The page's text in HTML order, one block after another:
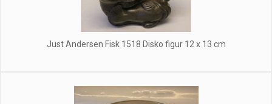
Just Andersen Fisk 1518 Disko figur 12 x 13 cm